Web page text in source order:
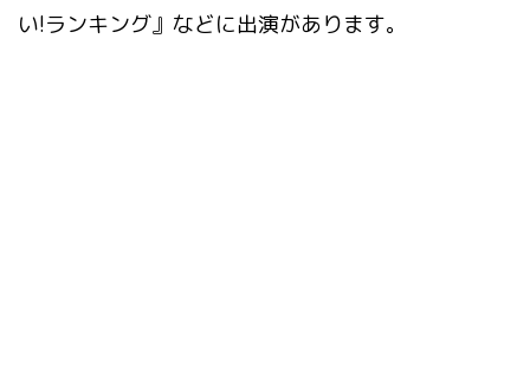
い!ランキング』などに出演があります。